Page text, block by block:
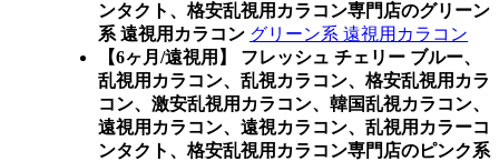
ンタクト、格安乱視用カラコン専門店のグリーン
系 遠視用カラコン グリーン系 遠視用カラコン
【6ヶ月/遠視用】 フレッシュ チェリー ブルー、
乱視用カラコン、乱視カラコン、格安乱視用カラ
コン、激安乱視用カラコン、韓国乱視カラコン、
遠視用カラコン、遠視カラコン、乱視用カラーコ
ンタクト、格安乱視用カラコン専門店のピンク系